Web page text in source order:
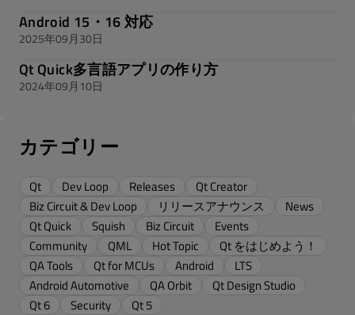
Android 15・16 対応
2025年09月30日
Qt Quick多言語アプリの作り方
2024年09月10日
カテゴリー
Qt Dev Loop Releases
Qt Creator
Biz Circuit & Dev Loop
リリースアナウンス
News
Qt Quick
Squish Biz Circuit
Events
Community
QML Hot Topic
Qt をはじめよう！
QA Tools
Qt for MCUs Android
LTS
Android Automotive
QA Orbit
Qt Design Studio
Qt 6
Security
Qt 5